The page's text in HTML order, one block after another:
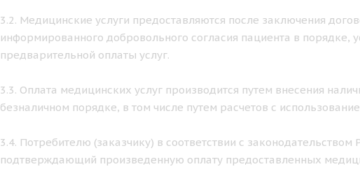
3.2. Медицинские услуги предоставляются после заключения
информированного добровольного согласия пациента в
предварительной оплаты услуг.
3.3. Оплата медицинских услуг производится путем внесения
безналичном порядке, в том числе путем расчетов с
3.4. Потребителю (заказчику) в соответствии с
подтверждающий произведенную оплату предоставленных